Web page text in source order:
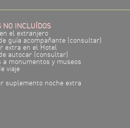
NO INCLUÍDOS
el extranjero
guía acompañante (consultar)
extra en el Hotel
autocar (consultar)
a monumentos y museos
viaje
suplemento noche extra